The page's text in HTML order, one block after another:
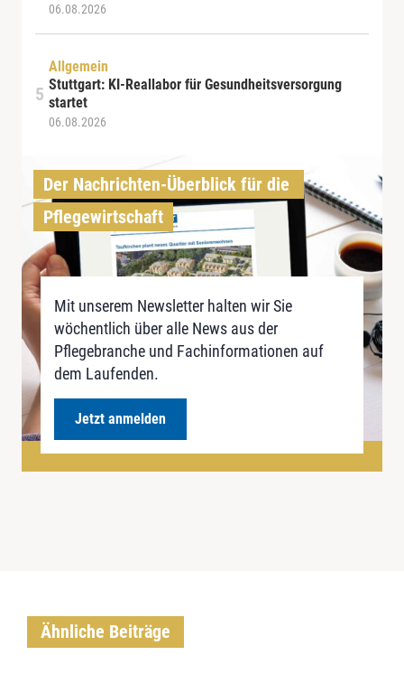
06.08.2026
Allgemein
Stuttgart: KI-Reallabor für Gesundheitsversorgung
startet
06.08.2026
Der Nachrichten-Überblick für die
Pflegewirtschaft
Mit unserem Newsletter halten wir Sie
wöchentlich über alle News aus der
Pflegebranche und Fachinformationen auf
dem Laufenden.
Jetzt anmelden
Ähnliche Beiträge